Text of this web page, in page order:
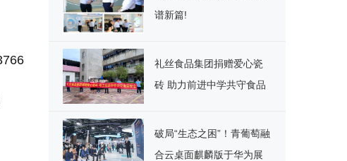
谱新篇!
礼丝食品集团捐赠爱心瓷
砖 助力前进中学共守食品
破局“生态之困”！青葡萄融
合云桌面麒麟版于华为展